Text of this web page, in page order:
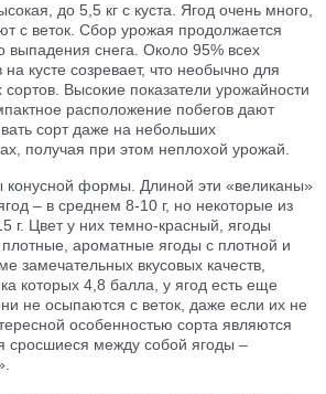
до 5,5 кг с куста. Ягод очень много,
с веток. Сбор урожая продолжается
выпадения снега. Около 95% всех
кусте созревает, что необычно для
Высокие показатели урожайности
расположение побегов дают
сорт даже на небольших
получая при этом неплохой урожай.
конусной формы. Длиной эти «великаны»
– в среднем 8-10 г, но некоторые из
г. Цвет у них темно-красный, ягоды
ароматные ягоды с плотной и
замечательных вкусовых качеств,
которых 4,8 балла, у ягод есть еще
не осыпаются с веток, даже если их не
особенностью сорта являются
сросшиеся между собой ягоды –